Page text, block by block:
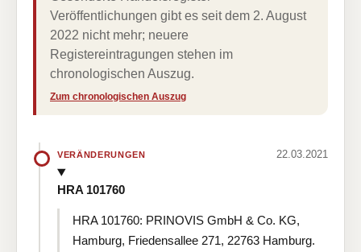
Veröffentlichungen gibt es seit dem 2. August
2022 nicht mehr; neuere
Registereintragungen stehen im
chronologischen Auszug.
Zum chronologischen Auszug
VERÄNDERUNGEN 22.03.2021
HRA 101760
HRA 101760: PRINOVIS GmbH & Co. KG,
Hamburg, Friedensallee 271, 22763 Hamburg.